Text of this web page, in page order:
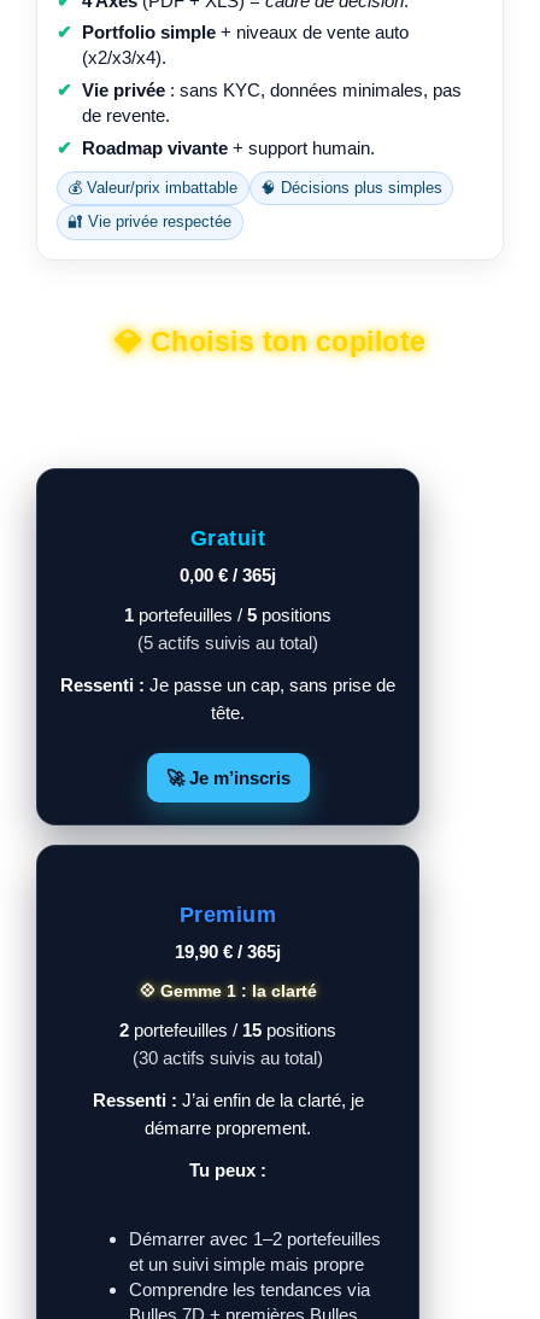
Portfolio simple + niveaux de vente auto
(x2/x3/x4).
Vie privée : sans KYC, données minimales, pas
de revente.
Roadmap vivante + support humain.
💰 Valeur/prix imbattable
🧠 Décisions plus simples
🔐 Vie privée respectée
💎 Choisis ton copilote
Gratuit
0,00 € / 365j
1 portefeuilles / 5 positions
(5 actifs suivis au total)
Ressenti : Je passe un cap, sans prise de
tête.
🚀 Je m’inscris
Premium
19,90 € / 365j
💠 Gemme 1 : la clarté
2 portefeuilles / 15 positions
(30 actifs suivis au total)
Ressenti : J’ai enfin de la clarté, je
démarre proprement.
Tu peux :
Démarrer avec 1–2 portefeuilles
et un suivi simple mais propre
Comprendre les tendances via